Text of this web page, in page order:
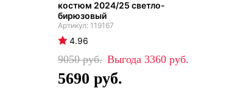
костюм 2024/25 светло-
бирюзовый
119167
4.96
9050 3360
5690